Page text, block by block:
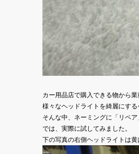
カー用品店で購入できる物から
様々なヘッドライトを綺麗にす
そんな中、ネーミングに「リペア
では、実際に試してみました。
下の写真の右側ヘッドライトは